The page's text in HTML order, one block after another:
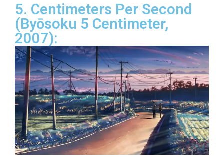
5. Centimeters Per Second
(Byōsoku 5 Centimeter,
2007):